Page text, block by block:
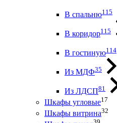
В спальню115
В коридор115
В гостиную114
Из МДФ35
Из ЛДСП81
Шкафы угловые17
Шкафы витрина32